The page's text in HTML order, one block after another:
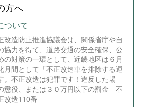
方へ
ついて
改造防止推進協議会は、関係省庁や自
協力を得て、道路交通の安全確保、公
の対策の一環として、近畿地区は６月
月間として「不正改造車を排除する運
。不正改造は犯罪です！違反した場
懲役、または３０万円以下の罰金 不
改造110番